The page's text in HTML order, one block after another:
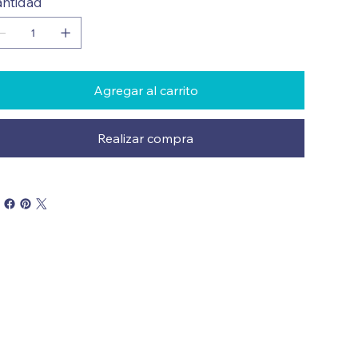
Agregar al carrito
Realizar compra